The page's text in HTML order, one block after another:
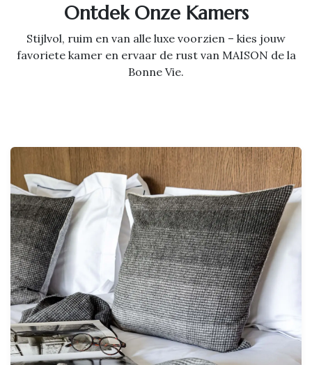
Ontdek Onze Kamers
Stijlvol, ruim en van alle luxe voorzien – kies jouw
favoriete kamer en ervaar de rust van MAISON de la
Bonne Vie.